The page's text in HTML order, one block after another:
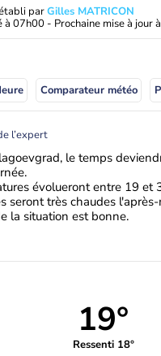
parGilles MATRICON
à 07h00 - Prochaine mise à jour à
Comparateur météo
l’expert
le temps
évolueront entre 19 et
seront très chaudes
la situation est bonne.
19°
Ressenti 18°